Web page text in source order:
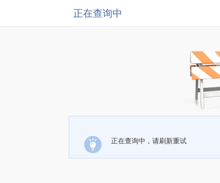
正在查询中
正在查询中，请刷新重试